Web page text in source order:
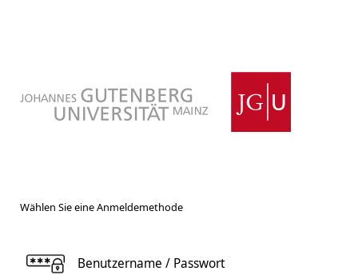
Wählen Sie eine Anmeldemethode
Benutzername / Passwort